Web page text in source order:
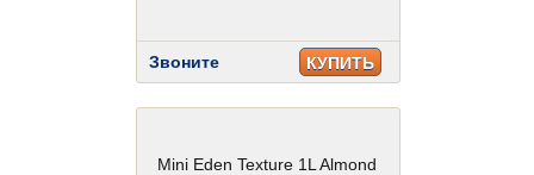
Звоните КУПИТЬ
Mini Eden Texture 1L Almond